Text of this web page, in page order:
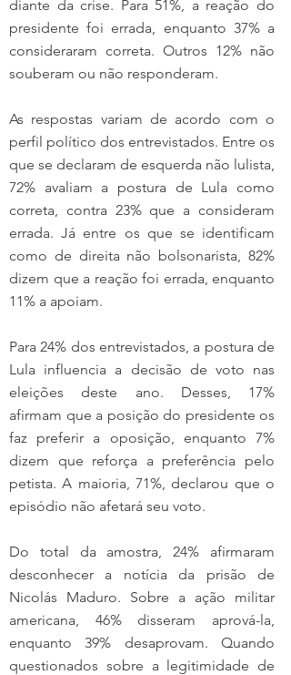
diante da crise. Para 51%, a reação do
presidente foi errada, enquanto 37% a
consideraram correta. Outros 12% não
souberam ou não responderam.
As respostas variam de acordo com o
perfil político dos entrevistados. Entre os
que se declaram de esquerda não lulista,
72% avaliam a postura de Lula como
correta, contra 23% que a consideram
errada. Já entre os que se identificam
como de direita não bolsonarista, 82%
dizem que a reação foi errada, enquanto
11% a apoiam.
Para 24% dos entrevistados, a postura de
Lula influencia a decisão de voto nas
eleições deste ano. Desses, 17%
afirmam que a posição do presidente os
faz preferir a oposição, enquanto 7%
dizem que reforça a preferência pelo
petista. A maioria, 71%, declarou que o
episódio não afetará seu voto.
Do total da amostra, 24% afirmaram
desconhecer a notícia da prisão de
Nicolás Maduro. Sobre a ação militar
americana, 46% disseram aprová-la,
enquanto 39% desaprovam. Quando
questionados sobre a legitimidade de